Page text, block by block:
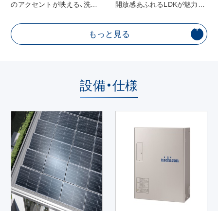
のアクセントが映える、洗練
画像はすべてCGです。
開放感あふれるLDKが魅力。
もっと見る
設備・仕様